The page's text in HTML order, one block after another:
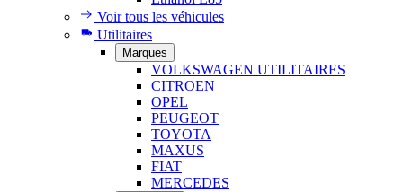
Voir tous les véhicules
Utilitaires
Marques
VOLKSWAGEN UTILITAIRES
CITROEN
OPEL
PEUGEOT
TOYOTA
MAXUS
FIAT
MERCEDES